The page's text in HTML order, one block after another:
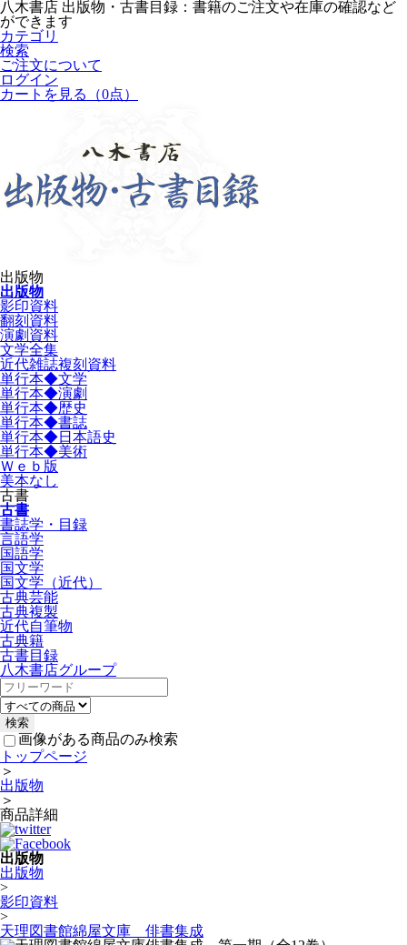
八木書店 出版物・古書目録：書籍のご注文や在庫の確認など
ができます
カテゴリ
検索
ご注文について
ログイン
カートを見る
（0点）
出版物
出版物
影印資料
翻刻資料
演劇資料
文学全集
近代雑誌複刻資料
単行本◆文学
単行本◆演劇
単行本◆歴史
単行本◆書誌
単行本◆日本語史
単行本◆美術
Ｗｅｂ版
美本なし
古書
古書
書誌学・目録
言語学
国語学
国文学
国文学（近代）
古典芸能
古典複製
近代自筆物
古典籍
古書目録
八木書店グループ
画像がある商品のみ検索
トップページ
＞
出版物
＞
商品詳細
出版物
出版物
>
影印資料
>
天理図書館綿屋文庫 俳書集成